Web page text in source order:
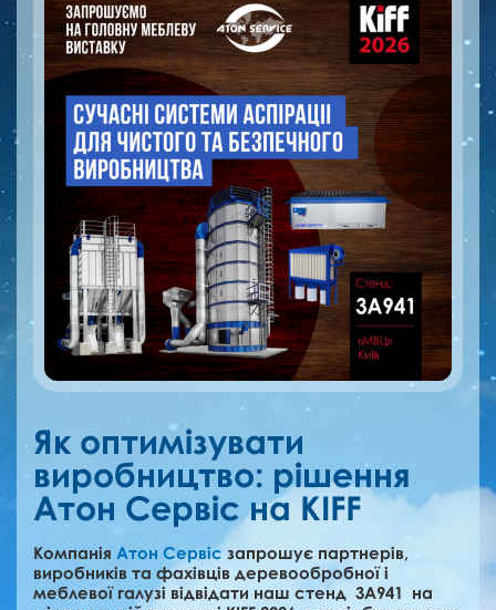
Як оптимізувати
виробництво: рішення
Атон Сервіс на KIFF
Компанія Атон Сервіс запрошує партнерів,
виробників та фахівців деревообробної і
меблевої галузі відвідати наш стенд 3А941 на